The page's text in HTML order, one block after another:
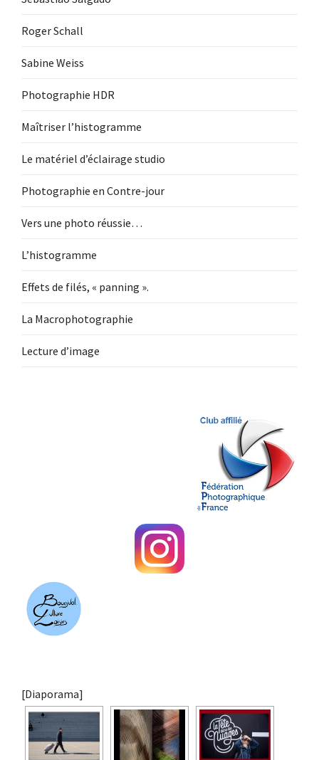
Roger Schall
Sabine Weiss
Photographie HDR
Maîtriser l’histogramme
Le matériel d’éclairage studio
Photographie en Contre-jour
Vers une photo réussie…
L’histogramme
Effets de filés, « panning ».
La Macrophotographie
Lecture d’image
[Diaporama]